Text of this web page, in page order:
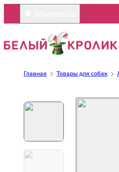
Главная Товары для собак